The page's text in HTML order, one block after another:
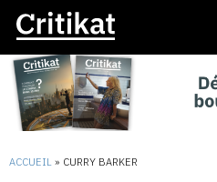
ACCUEIL » CURRY BARKER